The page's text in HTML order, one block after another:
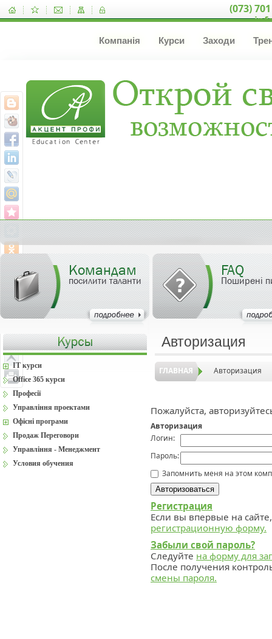
(073)
Компанія Курси Заходи
Командам
посилити таланти
FAQ
Поширені
Авторизация
ГЛАВНАЯ Авторизация
Пожалуйста,
Авторизация
Логин:
Пароль:
Запомнить меня на этом
Регистрация
Если вы впервые на
регистрационную форму.
Забыли свой пароль?
Следуйте на форму для
После получения
смены пароля.
IT курси
Office 365 курси
Професії
Управління проектами
Офісні програми
Продаж Переговори
Управління - Менеджмент
Условия обучения